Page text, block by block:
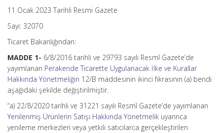
11 Ocak 2023 Tarihli Resmi Gazete
Sayı: 32070
Ticaret Bakanlığından:
MADDE 1- 6/8/2016 tarihli ve 29793 sayılı Resmî Gazete’de
yayımlanan Perakende Ticarette Uygulanacak İlke ve Kurallar
Hakkında Yönetmeliğin 12/B maddesinin ikinci fıkrasının (a) bendi
aşağıdaki şekilde değiştirilmiştir.
“a) 22/8/2020 tarihli ve 31221 sayılı Resmî Gazete’de yayımlanan
Yenilenmiş Ürünlerin Satışı Hakkında Yönetmelik uyarınca
yenileme merkezleri veya yetkili satıcılarca gerçekleştirilen